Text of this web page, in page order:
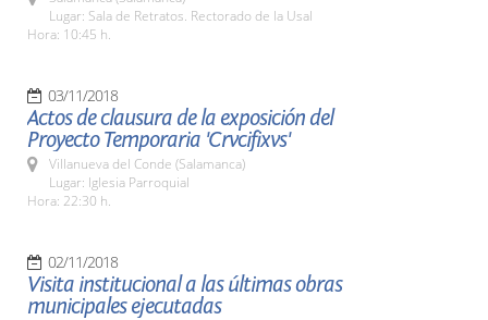
Lugar: Sala de Retratos. Rectorado de la Usal
Hora: 10:45 h.
03/11/2018
Actos de clausura de la exposición del
Proyecto Temporaria 'Crvcifixvs'
Villanueva del Conde (Salamanca)
Lugar: Iglesia Parroquial
Hora: 22:30 h.
02/11/2018
Visita institucional a las últimas obras
municipales ejecutadas